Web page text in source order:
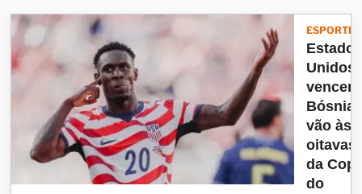
ESPORTES
Unidos
Bósnia
vão às
oitavas
da
do